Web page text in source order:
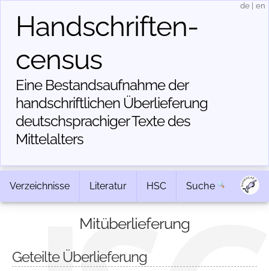
Handschriften­
census
Eine Bestandsaufnahme der
handschriftlichen Über­lieferung
deutschsprachiger Texte des
Mittelalters
de en
Verzeichnisse Literatur HSC Suche
Mitüberlieferung
Geteilte Überlieferung